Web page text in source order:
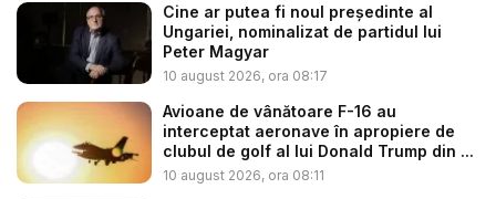
Cine ar putea fi noul președinte al
Ungariei, nominalizat de partidul lui
Peter Magyar
10 august 2026, ora 08:17
Avioane de vânătoare F-16 au
interceptat aeronave în apropiere de
clubul de golf al lui Donald Trump din ...
10 august 2026, ora 08:11